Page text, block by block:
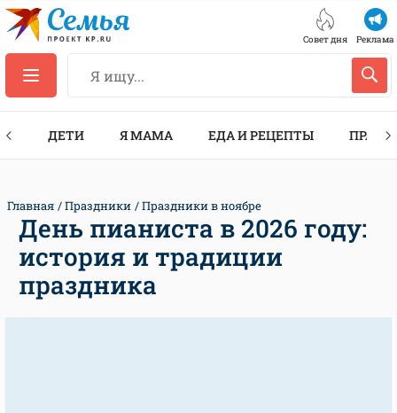
Совет дня Реклама
ДЕТИ Я МАМА ЕДА И РЕЦЕПТЫ
Главная Праздники Праздники в ноябре
День пианиста в 2026 году:
история и традиции
праздника